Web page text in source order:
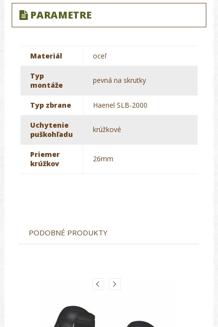
PARAMETRE
Materiál oceľ
Typ
montáže
pevná na skrutky
Typ zbrane Haenel SLB-2000
Uchytenie
puškohľadu
krúžkové
Priemer
krúžkov
26mm
PODOBNÉ PRODUKTY